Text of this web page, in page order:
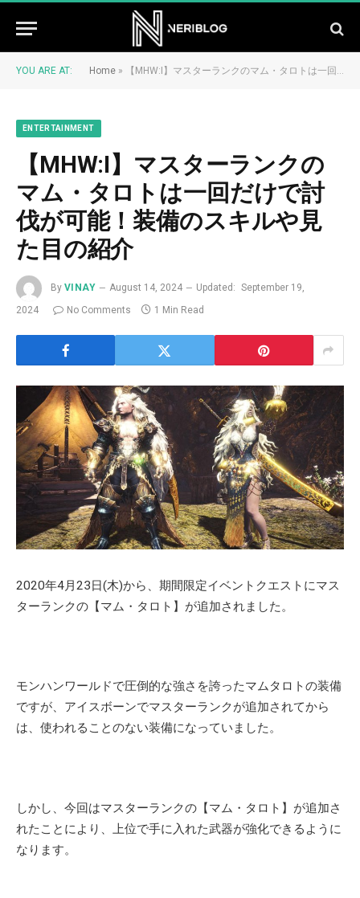
YOU ARE AT: Home » 【MHW:I】マスターランクのマム・タロトは一回だけで討伐が可能！装備のスキルや見た目の紹介
ENTERTAINMENT
【MHW:I】マスターランクの
マム・タロトは一回だけで討
伐が可能！装備のスキルや見
た目の紹介
By VINAY August 14, 2024 Updated:
September 19,
2024
No Comments 1 Min Read
2020年4月23日(木)から、期間限定イベントクエストにマス
ターランクの【マム・タロト】が追加されました。
モンハンワールドで圧倒的な強さを誇ったマムタロトの装備
ですが、アイスボーンでマスターランクが追加されてから
は、使われることのない装備になっていました。
しかし、今回はマスターランクの【マム・タロト】が追加さ
れたことにより、上位で手に入れた武器が強化できるように
なります。